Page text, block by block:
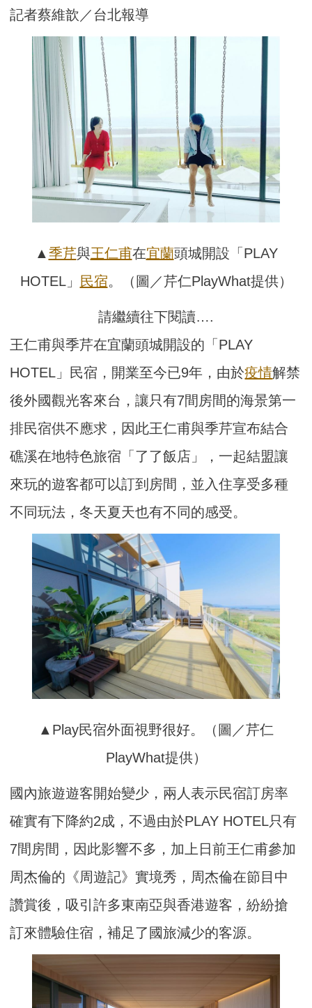
記者蔡維歆／台北報導
▲ 季芹與王仁甫在宜蘭頭城開設「PLAY
HOTEL」
民宿。（圖／芹仁PlayWhat提供）
請繼續往下閱讀….
王仁甫與季芹在宜蘭頭城開設的「PLAY
HOTEL」民宿，開業至今已9年，由於疫情解禁
後外國觀光客來台，讓只有7間房間的海景第一
排民宿供不應求，因此王仁甫與季芹宣布結合
礁溪在地特色旅宿「了了飯店」，一起結盟讓
來玩的遊客都可以訂到房間，並入住享受多種
不同玩法，冬天夏天也有不同的感受。
▲Play民宿外面視野很好。（圖／芹仁
PlayWhat提供）
國內旅遊遊客開始變少，兩人表示民宿訂房率
確實有下降約2成，不過由於PLAY HOTEL只有
7間房間，因此影響不多，加上日前王仁甫參加
周杰倫的《周遊記》實境秀，周杰倫在節目中
讚賞後，吸引許多東南亞與香港遊客，紛紛搶
訂來體驗住宿，補足了國旅減少的客源。